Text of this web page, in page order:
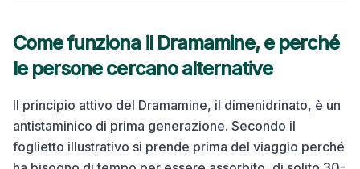
Come funziona il Dramamine, e perché
le persone cercano alternative
Il principio attivo del Dramamine, il dimenidrinato, è un
antistaminico di prima generazione. Secondo il
foglietto illustrativo si prende prima del viaggio perché